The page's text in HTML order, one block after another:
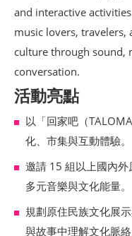
首
頁
網
導
覽
EN
Instagram
and interactive
music lovers, travelers,
culture through sound,
conversation.
活動亮點
以「回家吧（
化、市集與互動體驗。
邀請 15 組以上國內
多元音樂與文化能量。
規劃原住民族文化展
與故事中理解文化脈絡